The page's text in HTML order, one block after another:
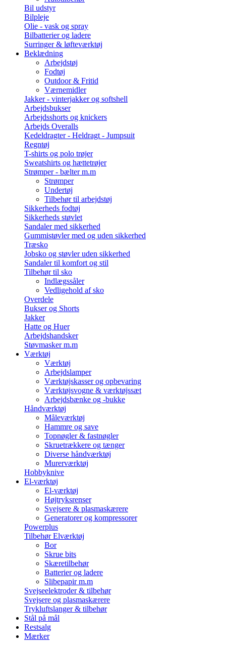
Bil udstyr
Bilpleje
Olie - vask og spray
Bilbatterier og ladere
Surringer & løfteværktøj
Beklædning
Arbejdstøj
Fodtøj
Outdoor & Fritid
Værnemidler
Jakker - vinterjakker og softshell
Arbejdsbukser
Arbejdsshorts og knickers
Arbejds Overalls
Kedeldragter - Heldragt - Jumpsuit
Regntøj
T-shirts og polo trøjer
Sweatshirts og hættetrøjer
Strømper - bælter m.m
Strømper
Undertøj
Tilbehør til arbejdstøj
Sikkerheds fodtøj
Sikkerheds støvlet
Sandaler med sikkerhed
Gummistøvler med og uden sikkerhed
Træsko
Jobsko og støvler uden sikkerhed
Sandaler til komfort og stil
Tilbehør til sko
Indlægssåler
Vedligehold af sko
Overdele
Bukser og Shorts
Jakker
Hatte og Huer
Arbejdshandsker
Støvmasker m.m
Værktøj
Værktøj
Arbejdslamper
Værktøjskasser og opbevaring
Værktøjsvogne & værktøjssæt
Arbejdsbænke og -bukke
Håndværktøj
Måleværktøj
Hammre og save
Topnøgler & fastnøgler
Skruetrækkere og tænger
Diverse håndværktøj
Murerværktøj
Hobbyknive
El-værktøj
El-værktøj
Højtryksrenser
Svejsere & plasmaskærere
Generatorer og kompressorer
Powerplus
Tilbehør Elværktøj
Bor
Skrue bits
Skæretilbehør
Batterier og ladere
Slibepapir m.m
Svejseelektroder & tilbehør
Svejsere og plasmaskærere
Trykluftslanger & tilbehør
Stål på mål
Restsalg
Mærker